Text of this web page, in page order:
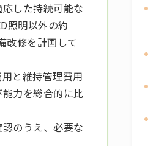
した持続可能な
照明以外の約
改修を計画して
と維持管理費用
力を総合的に比
のうえ、必要な